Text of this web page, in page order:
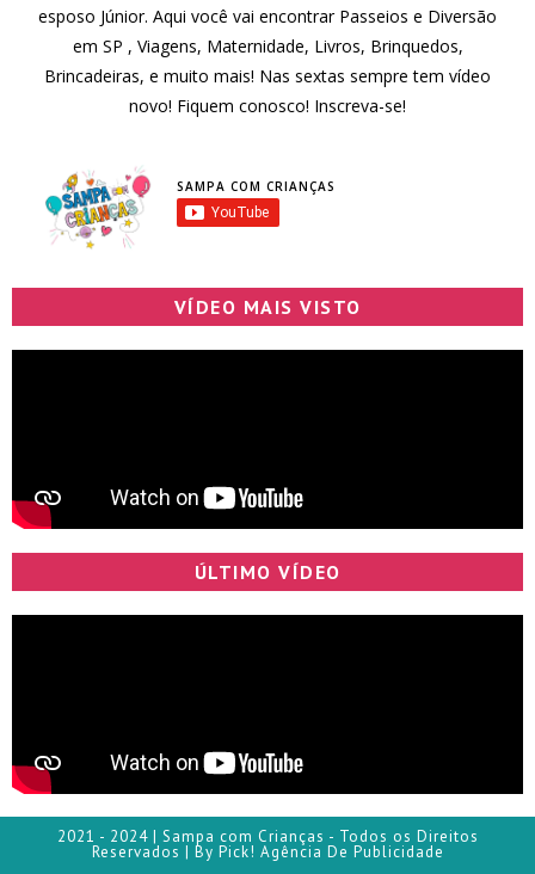
esposo Júnior. Aqui você vai encontrar Passeios e Diversão
em SP , Viagens, Maternidade, Livros, Brinquedos,
Brincadeiras, e muito mais! Nas sextas sempre tem vídeo
novo! Fiquem conosco! Inscreva-se!
SAMPA COM CRIANÇAS
VÍDEO MAIS VISTO
ÚLTIMO VÍDEO
2021 - 2024 | Sampa com Crianças - Todos os Direitos
Reservados | By Pick! Agência De Publicidade